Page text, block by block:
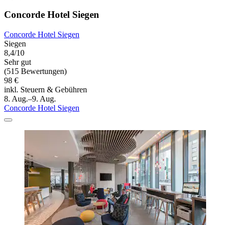
Concorde Hotel Siegen
Concorde Hotel Siegen
Siegen
8,4/10
Sehr gut
(515 Bewertungen)
98 €
inkl. Steuern & Gebühren
8. Aug.–9. Aug.
Concorde Hotel Siegen